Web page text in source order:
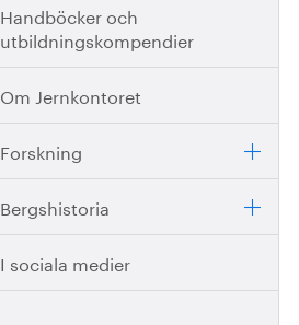
Handböcker och
utbildningskompendier
Om Jernkontoret
Forskning
Bergshistoria
I sociala medier